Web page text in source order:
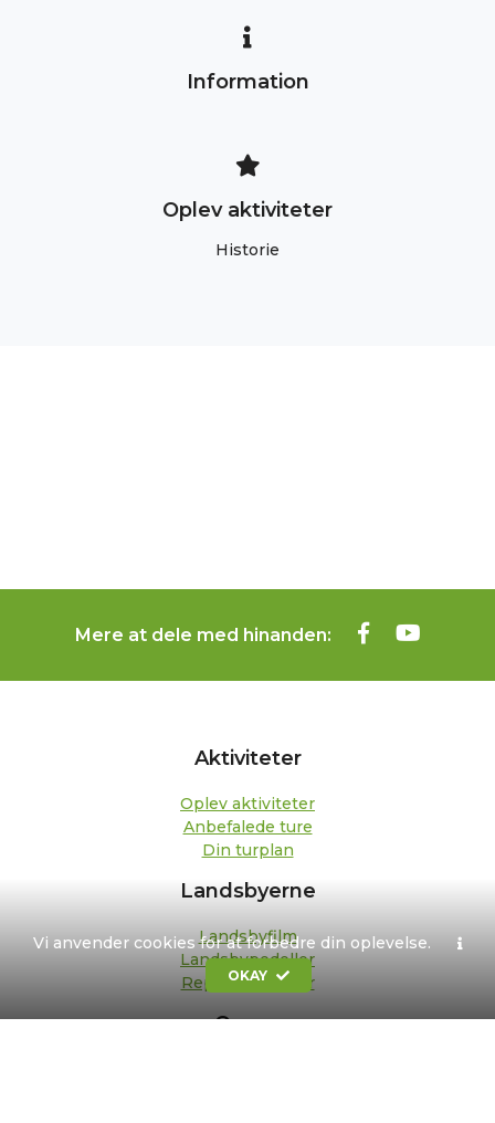
Vi anvender cookies for at forbedre din oplevelse.
OKAY
Information
Oplev aktiviteter
Historie
Mere at dele med hinanden:
Aktiviteter
Oplev aktiviteter
Anbefalede ture
Din turplan
Landsbyerne
Landsbyfilm
Landsbypedeller
Repræsentanter
Om os